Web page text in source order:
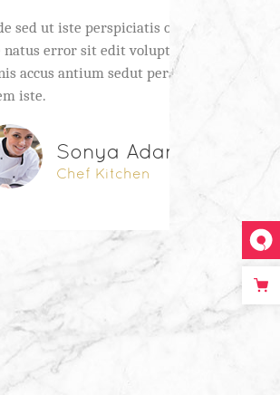
omnis
edit voluptatem
sedut perspiciat
Adams